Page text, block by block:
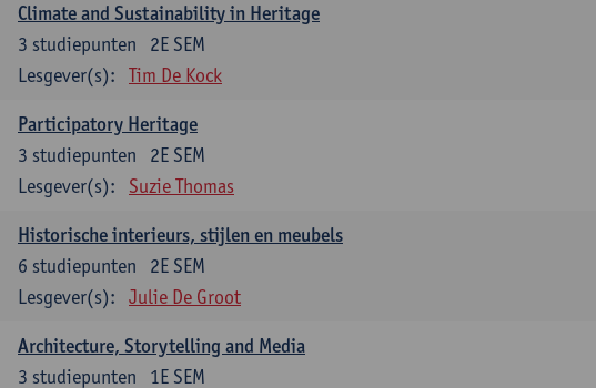
Climate and Sustainability in Heritage
2E SEM
3 studiepunten
Lesgever(s):
Tim De Kock
Participatory Heritage
2E SEM
3 studiepunten
Lesgever(s):
Suzie Thomas
Historische interieurs, stijlen en meubels
2E SEM
6 studiepunten
Lesgever(s):
Julie De Groot
Architecture, Storytelling and Media
1E SEM
3 studiepunten